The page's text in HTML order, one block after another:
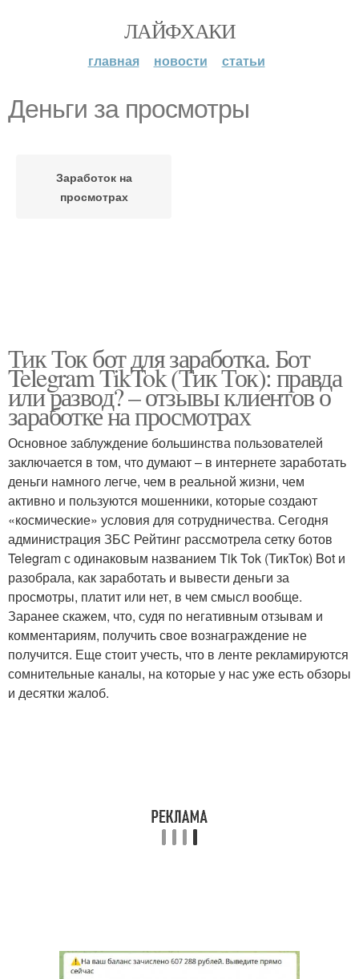
ЛАЙФХАКИ
главная новости статьи
Деньги за просмотры
Заработок на
просмотрах
Тик Ток бот для заработка. Бот
Telegram TikTok (Тик Ток): правда
или развод? – отзывы клиентов о
заработке на просмотрах
Основное заблуждение большинства пользователей
заключается в том, что думают – в интернете заработать
деньги намного легче, чем в реальной жизни, чем
активно и пользуются мошенники, которые создают
«космические» условия для сотрудничества. Сегодня
администрация ЗБС Рейтинг рассмотрела сетку ботов
Telegram с одинаковым названием Tik Tok (ТикТок) Bot и
разобрала, как заработать и вывести деньги за
просмотры, платит или нет, в чем смысл вообще.
Заранее скажем, что, судя по негативным отзывам и
комментариям, получить свое вознаграждение не
получится. Еще стоит учесть, что в ленте рекламируются
сомнительные каналы, на которые у нас уже есть обзоры
и десятки жалоб.